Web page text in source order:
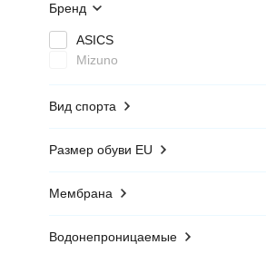
Бренд
ASICS
Mizuno
Вид спорта
Размер обуви EU
Мембрана
Водонепроницаемые